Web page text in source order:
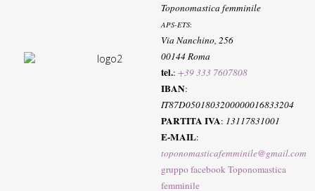
Toponomastica femminile
APS-ETS:
Via Nanchino, 256
00144 Roma
tel.:+39 333 7607808
IBAN:
IT87D0501803200000016833204
PARTITA IVA: 13117831001
E-MAIL:
toponomasticafemminile@gmail.com
gruppo facebook Toponomastica
femminile